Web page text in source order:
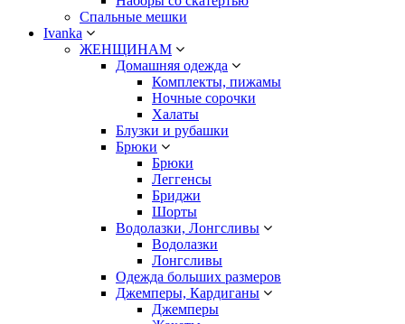
Спальные мешки
Ivanka
ЖЕНЩИНАМ
Домашняя одежда
Комплекты, пижамы
Ночные сорочки
Халаты
Блузки и рубашки
Брюки
Брюки
Леггенсы
Бриджи
Шорты
Водолазки, Лонгсливы
Водолазки
Лонгсливы
Одежда больших размеров
Джемперы, Кардиганы
Джемперы